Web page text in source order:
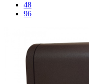
48
96